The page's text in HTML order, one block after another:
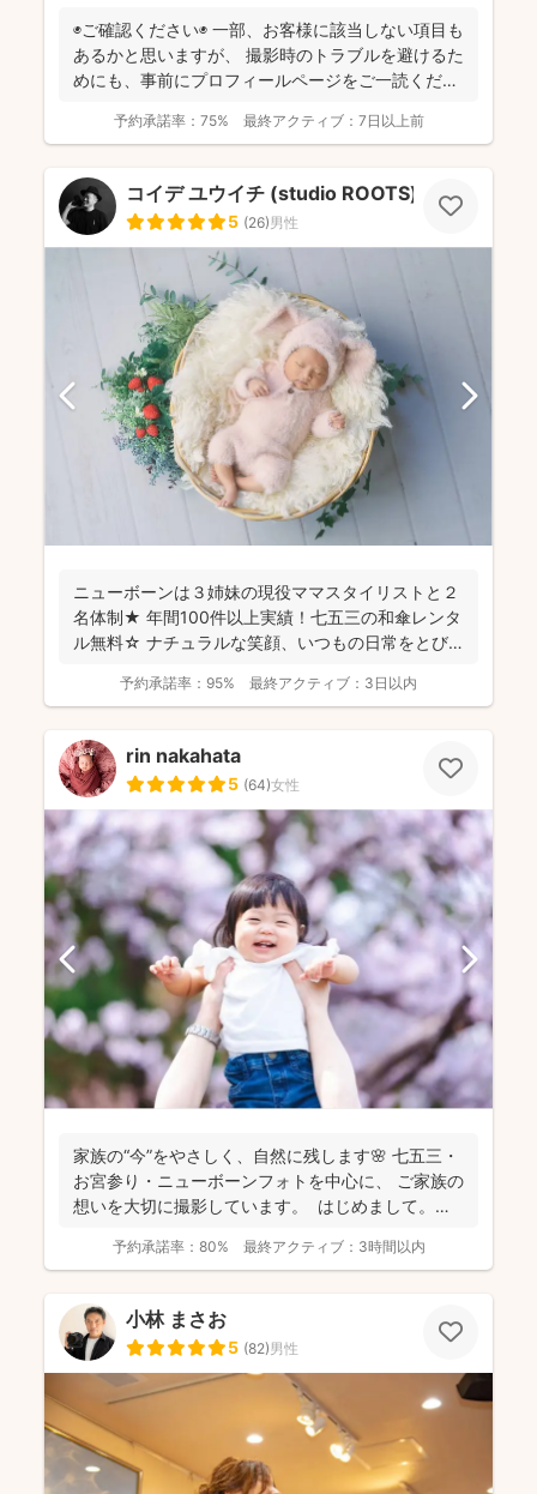
◉ご確認ください◉ 一部、お客様に該当しない項目も
あるかと思いますが、 撮影時のトラブルを避けるた
めにも、事前にプロフィールページをご一読くださ
予約承諾率： 75% 最終アクティブ： 7日以上前
コイデ ユウイチ (studio ROOTS)
5 (26)男性
ニューボーンは３姉妹の現役ママスタイリストと２
名体制★ 年間100件以上実績！七五三の和傘レンタ
ル無料☆ ナチュラルな笑顔、いつもの日常をとび
予約承諾率： 95% 最終アクティブ： 3日以内
rin nakahata
5 (64)女性
家族の“今”をやさしく、自然に残します🌸 七五三・
お宮参り・ニューボーンフォトを中心に、 ご家族の
想いを大切に撮影しています。 はじめまして。
予約承諾率： 80% 最終アクティブ： 3時間以内
小林 まさお
5 (82)男性